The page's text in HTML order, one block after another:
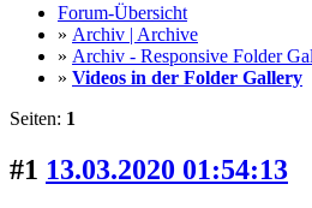
Forum-Übersicht
» Archiv | Archive
» Archiv - Responsive Folder
» Videos in der Folder Gallery
Seiten: 1
#1 13.03.2020 01:54:13